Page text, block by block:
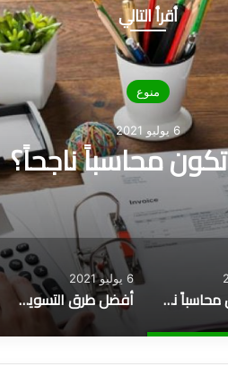
أقرأ التالي
منوع
6 يوليو 2021
محاسباً ناجحاً؟
كيف تكون محاسباً ناجحاً؟
6 يوليو 2021
أفضل طرق التسويق وأهم 6 أنواع منها